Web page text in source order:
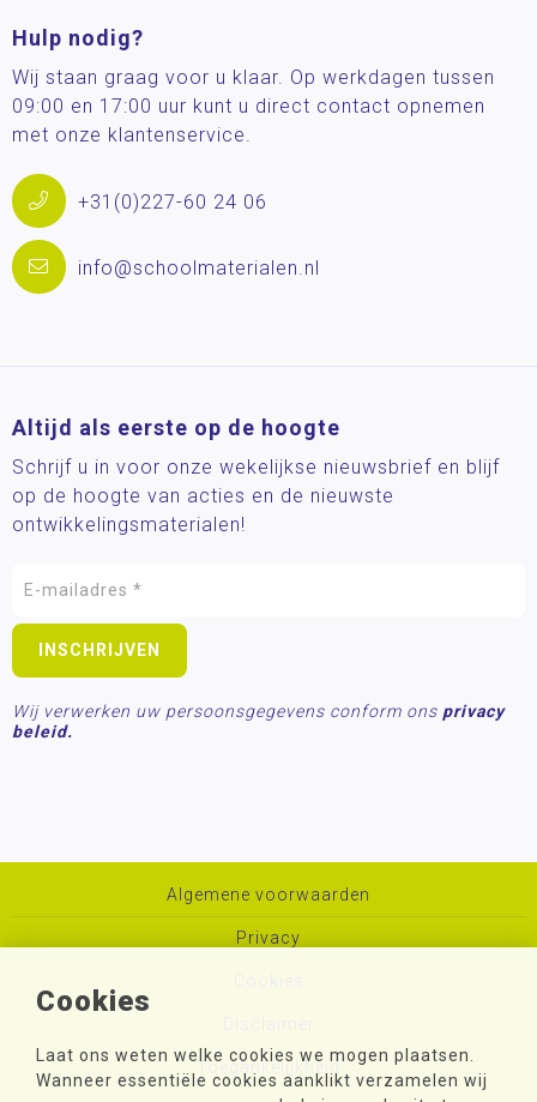
Cookies
Laat ons weten welke cookies we mogen plaatsen.
Wanneer essentiële cookies aanklikt verzamelen wij
Hulp nodig?
Wij staan graag voor u klaar. Op werkdagen tussen
09:00 en 17:00 uur kunt u direct contact opnemen
met onze klantenservice.
+31(0)227-60 24 06
info@schoolmaterialen.nl
Altijd als eerste op de hoogte
Schrijf u in voor onze wekelijkse nieuwsbrief en blijf
op de hoogte van acties en de nieuwste
ontwikkelingsmaterialen!
Wij verwerken uw persoonsgegevens conform ons privacy
beleid.
Algemene voorwaarden
Privacy
Toegankelijkheid